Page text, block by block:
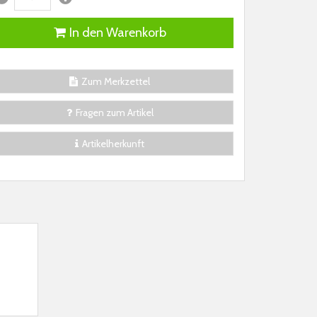
In den Warenkorb
Zum Merkzettel
Fragen zum Artikel
Artikelherkunft